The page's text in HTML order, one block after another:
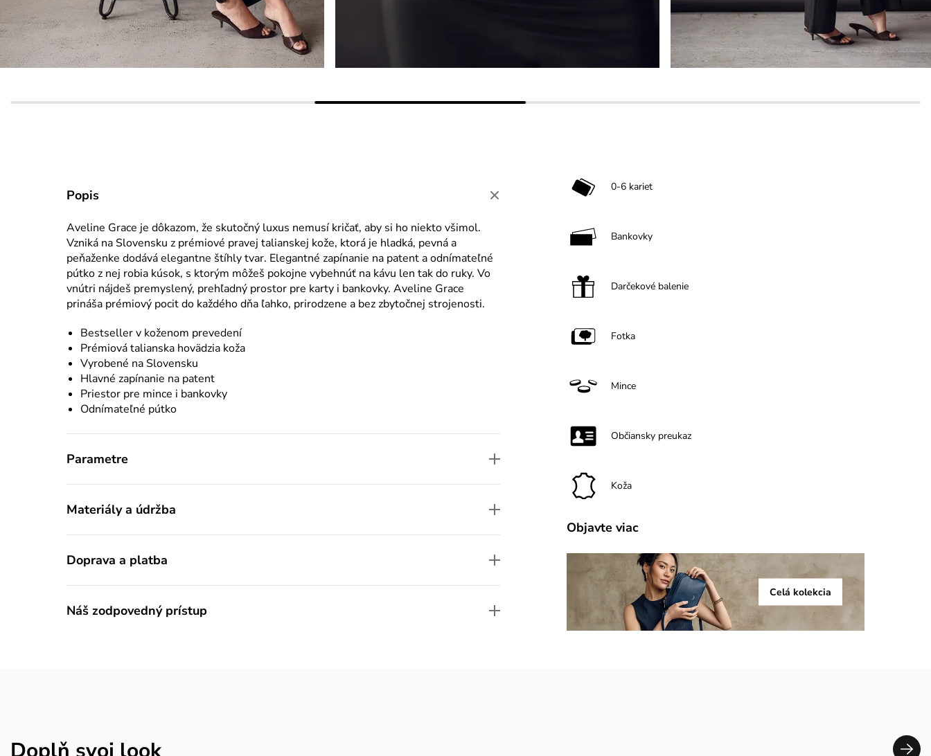
Popis
Aveline Grace je dôkazom, že skutočný luxus nemusí kričať, aby si ho niekto všimol.
Vzniká na Slovensku z prémiové pravej talianskej kože, ktorá je hladká, pevná a
peňaženke dodává elegantne štíhly tvar. Elegantné zapínanie na patent a odnímateľné
pútko z nej robia kúsok, s ktorým môžeš pokojne vybehnúť na kávu len tak do ruky. Vo
vnútri nájdeš premyslený, prehľadný prostor pre karty i bankovky. Aveline Grace
prináša prémiový pocit do každého dňa ľahko, prirodzene a bez zbytočnej strojenosti.
Bestseller v koženom prevedení
Prémiová talianska hovädzia koža
Vyrobené na Slovensku
Hlavné zapínanie na patent
Priestor pre mince i bankovky
Odnímateľné pútko
Parametre
Materiály a údržba
Doprava a platba
Náš zodpovedný prístup
0-6 kariet
Bankovky
Darčekové balenie
Fotka
Mince
Občiansky preukaz
Koža
Objavte viac
Celá kolekcia